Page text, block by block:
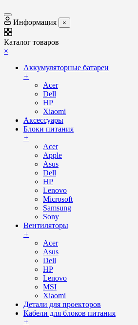
Информация ×
Каталог товаров
×
Аккумуляторные батареи
+
Acer
Dell
HP
Xiaomi
Аксессуары
Блоки питания
+
Acer
Apple
Asus
Dell
HP
Lenovo
Microsoft
Samsung
Sony
Вентиляторы
+
Acer
Asus
Dell
HP
Lenovo
MSI
Xiaomi
Детали для проекторов
Кабели для блоков питания
+